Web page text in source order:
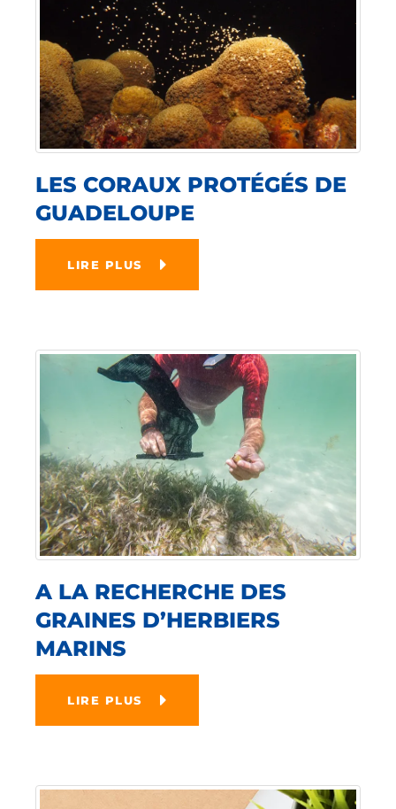
LES CORAUX PROTÉGÉS DE
GUADELOUPE
LIRE PLUS
A LA RECHERCHE DES
GRAINES D’HERBIERS
MARINS
LIRE PLUS